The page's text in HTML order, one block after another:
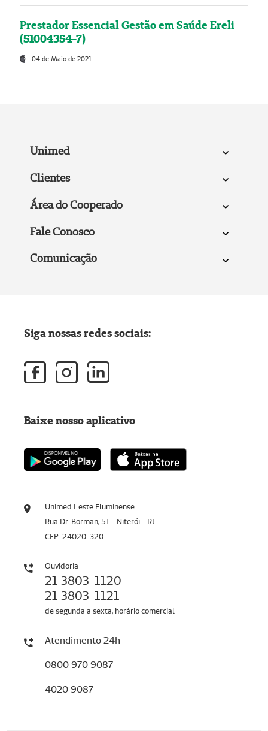
Prestador Essencial Gestão em Saúde Ereli
(51004354-7)
04 de Maio de 2021
Unimed
Clientes
Área do Cooperado
Fale Conosco
Comunicação
Unimed Leste Fluminense
Rua Dr. Borman, 51 - Niterói - RJ
CEP: 24020-320
Ouvidoria
21 3803-1120
21 3803-1121
de segunda a sexta, horário comercial
Atendimento 24h
0800 970 9087
4020 9087
Siga nossas redes sociais:
Baixe nosso aplicativo